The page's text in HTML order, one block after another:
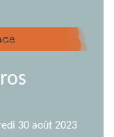
30 août 2023